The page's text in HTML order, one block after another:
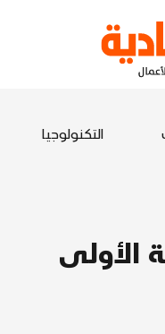
التكنولوجيا
الأولى